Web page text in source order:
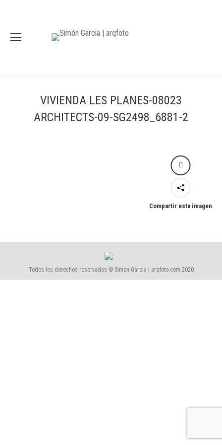
VIVIENDA LES PLANES-08023
ARCHITECTS-09-SG2498_6881-2
Compartir esta imagen
Todos los derechos reservados © Simon Garcia | arqfoto.com 2020